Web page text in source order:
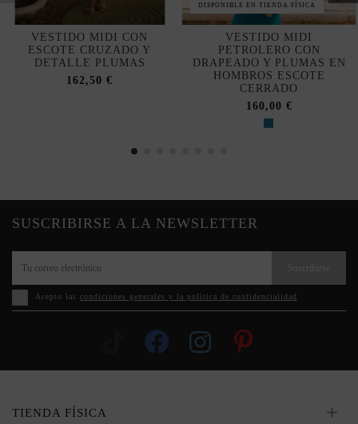
VESTIDO MIDI CON
ESCOTE CRUZADO Y
DETALLE PLUMAS
162,50 €
DISPONIBLE EN TIENDA FÍSICA
VESTIDO MIDI
PETROLERO CON
DRAPEADO Y PLUMAS EN
HOMBROS ESCOTE
CERRADO
160,00 €
SUSCRIBIRSE A LA NEWSLETTER
Acepto las condiciones generales y la política de confidencialidad
TIENDA FÍSICA